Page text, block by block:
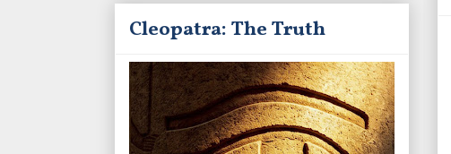
Cleopatra: The Truth